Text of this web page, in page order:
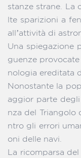
stanze strane. La
lte sparizioni a
all’attività di
Una spiegazione
guenze
nologia ereditata
Nonostante la
aggior parte degli
nza del Triangolo
ntro gli errori
oni delle navi.
La ricomparsa